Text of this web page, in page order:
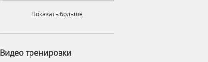
Показать больше
Видео тренировки